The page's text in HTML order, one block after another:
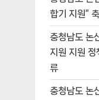
합기 지원”
충청남도 논
지원 지원 정
류
충청남도 논